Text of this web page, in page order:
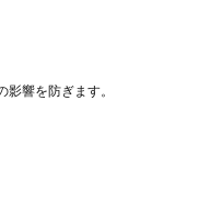
響を防ぎます。